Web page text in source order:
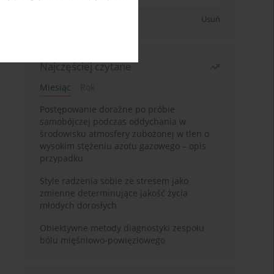
Usuń
Najczęściej czytane
Miesiąc
Rok
Postępowanie doraźne po próbie
samobójczej podczas oddychania w
środowisku atmosfery zubożonej w tlen o
wysokim stężeniu azotu gazowego – opis
przypadku
Style radzenia sobie ze stresem jako
zmienne determinujące jakość życia
młodych dorosłych
Obiektywne metody diagnostyki zespołu
bólu mięśniowo-powięziowego